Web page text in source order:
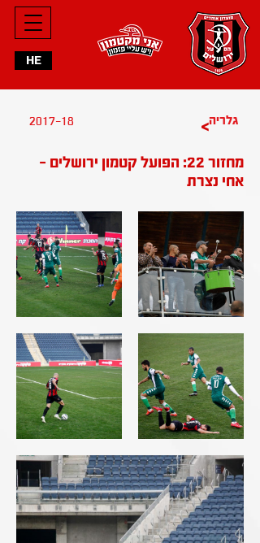
HE
2017-18 >גלריה
מחזור 22: הפועל קטמון ירושלים -
אחי נצרת